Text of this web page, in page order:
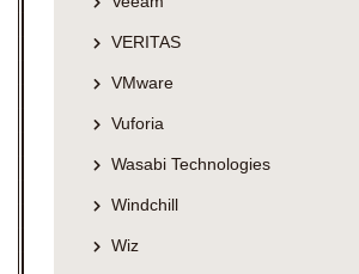
VERITAS
VMware
Vuforia
Wasabi Technologies
Windchill
Wiz